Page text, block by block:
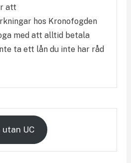
att
hos Kronofogden
med att alltid betala
ta ett lån du inte har råd
UC